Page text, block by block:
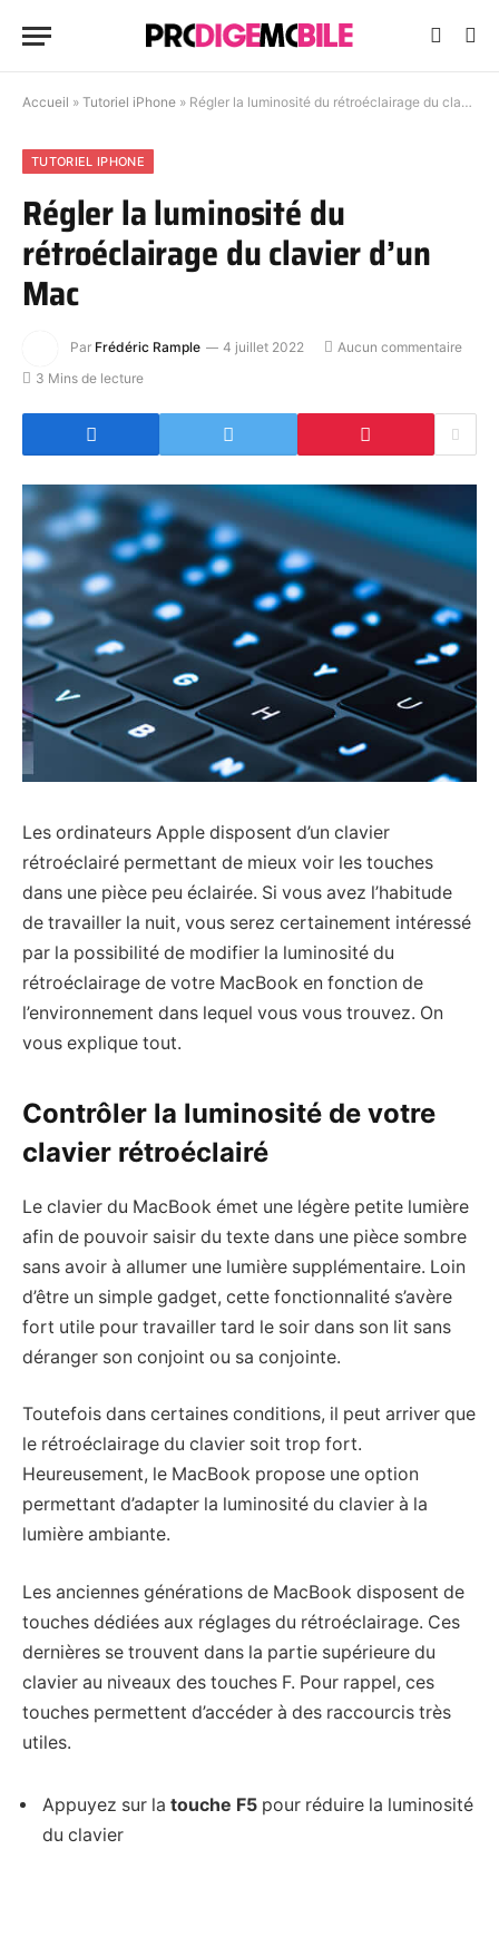
Accueil » Tutoriel iPhone » Régler la luminosité du rétroéclairage du clavier d’un Mac
TUTORIEL IPHONE
Régler la luminosité du
rétroéclairage du clavier d’un
Mac
Par Frédéric Rample 4 juillet 2022
Aucun commentaire
3 Mins de lecture
Les ordinateurs Apple disposent d’un clavier
rétroéclairé permettant de mieux voir les touches
dans une pièce peu éclairée. Si vous avez l’habitude
de travailler la nuit, vous serez certainement intéressé
par la possibilité de modifier la luminosité du
rétroéclairage de votre MacBook en fonction de
l’environnement dans lequel vous vous trouvez. On
vous explique tout.
Contrôler la luminosité de votre
clavier rétroéclairé
Le clavier du MacBook émet une légère petite lumière
afin de pouvoir saisir du texte dans une pièce sombre
sans avoir à allumer une lumière supplémentaire. Loin
d’être un simple gadget, cette fonctionnalité s’avère
fort utile pour travailler tard le soir dans son lit sans
déranger son conjoint ou sa conjointe.
Toutefois dans certaines conditions, il peut arriver que
le rétroéclairage du clavier soit trop fort.
Heureusement, le MacBook propose une option
permettant d’adapter la luminosité du clavier à la
lumière ambiante.
Les anciennes générations de MacBook disposent de
touches dédiées aux réglages du rétroéclairage. Ces
dernières se trouvent dans la partie supérieure du
clavier au niveaux des touches F. Pour rappel, ces
touches permettent d’accéder à des raccourcis très
utiles.
Appuyez sur la touche F5 pour réduire la luminosité
du clavier